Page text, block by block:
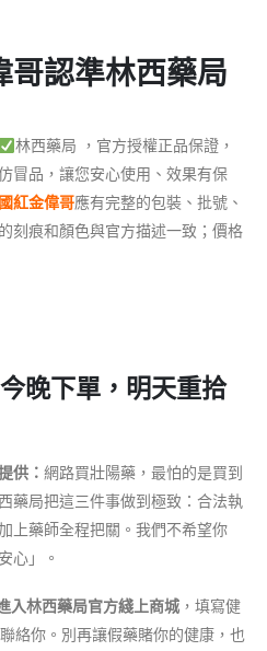
認準林西藥局
林西藥局 ，官方授權正品保證，
冒品，讓您安心使用、效果有保
紅金偉哥應有完整的包裝、批號、
刻痕和顏色與官方描述一致；價格
晚下單，明天重拾
供： 網路買壯陽藥，最怕的是買到
藥局把這三件事做到極致：合法執
上藥師全程把關。我們不希望你
心」。
入林西藥局官方綫上商城 ，填寫健
絡你。別再讓假藥賭你的健康，也